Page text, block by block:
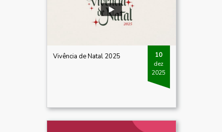
Vivência de Natal 2025
10
dez
2025